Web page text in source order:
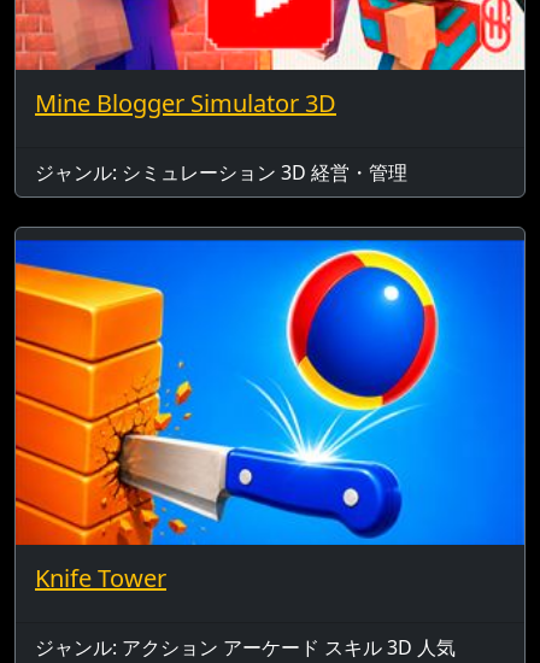
Mine Blogger Simulator 3D
ジャンル: シミュレーション 3D 経営・管理
Knife Tower
ジャンル: アクション アーケード スキル 3D 人気